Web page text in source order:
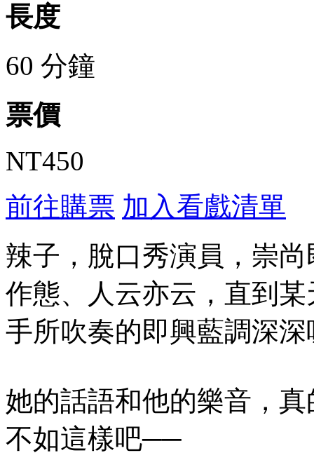
長度
60 分鐘
票價
NT450
前往購票 加入看戲清單
辣子，脫口秀演員，崇
作態、人云亦云，直到
手所吹奏的即興藍調深深
她的話語和他的樂音，
不如這樣吧──